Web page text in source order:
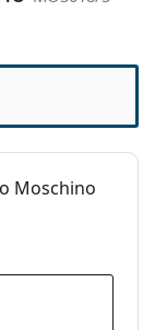
Moschino